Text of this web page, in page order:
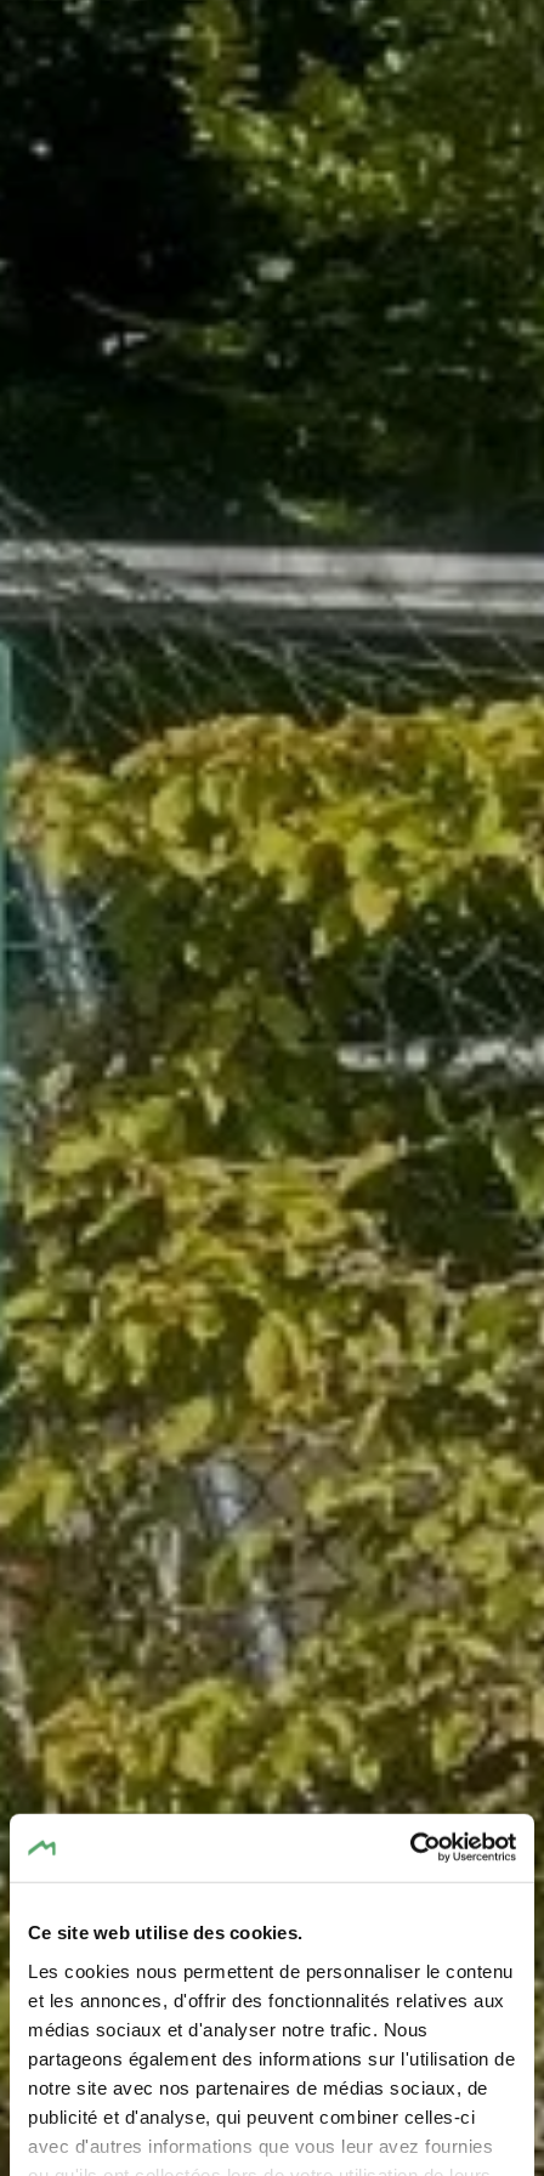
Ce site web utilise des cookies.
Les cookies nous permettent de personnaliser le contenu
et les annonces, d'offrir des fonctionnalités relatives aux
médias sociaux et d'analyser notre trafic. Nous
partageons également des informations sur l'utilisation de
notre site avec nos partenaires de médias sociaux, de
publicité et d'analyse, qui peuvent combiner celles-ci
avec d'autres informations que vous leur avez fournies
Fiets sreparatie station
Berdorf
Waar? 5, Beim Martbusch, L-6552 Berdorf